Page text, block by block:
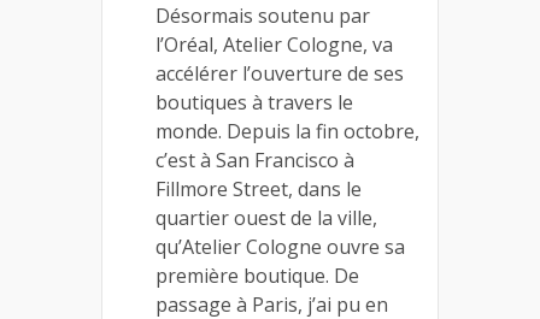
Désormais soutenu par
l’Oréal, Atelier Cologne, va
accélérer l’ouverture de ses
boutiques à travers le
monde. Depuis la fin octobre,
c’est à San Francisco à
Fillmore Street, dans le
quartier ouest de la ville,
qu’Atelier Cologne ouvre sa
première boutique. De
passage à Paris, j’ai pu en